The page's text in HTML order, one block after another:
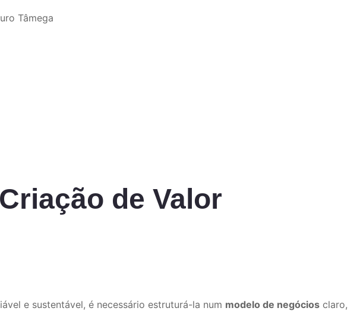
Tâmega
de Valor
e sustentável, é necessário estruturá-la num modelo de negócios claro,